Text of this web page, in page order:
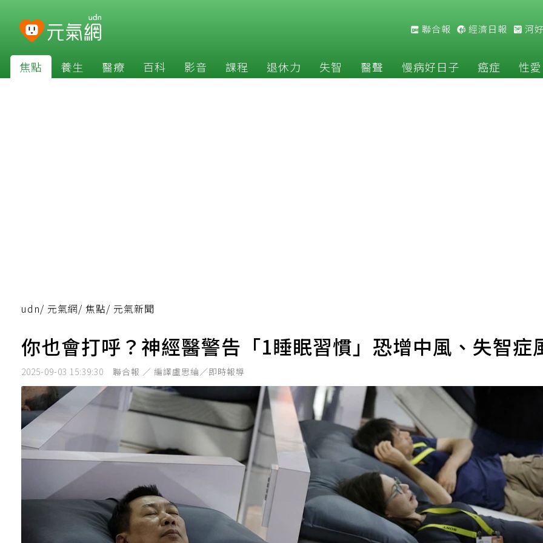
聯合報 經濟日報 河
焦點 養生 醫療 百科 影音 課程 退休力 失智 醫聲 慢病好日子 癌症 性愛
udn/ 元氣網/ 焦點/ 元氣新聞
你也會打呼？神經醫警告「1睡眠習慣」恐增中風、失智症
2025-09-03 15:39:30 聯合報 ／ 編譯盧思綸／即時報導